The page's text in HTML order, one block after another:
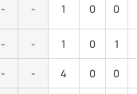
- - 1 0 0
- - 1 0 1
- - 4 0 0